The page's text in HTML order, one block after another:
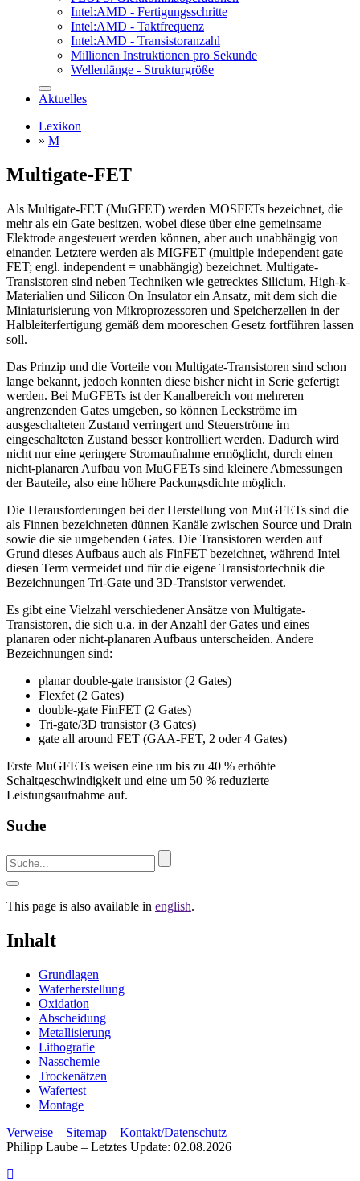
Intel:AMD - Fertigungsschritte
Intel:AMD - Taktfrequenz
Intel:AMD - Transistoranzahl
Millionen Instruktionen pro Sekunde
Wellenlänge - Strukturgröße
Aktuelles
Lexikon
» M
Multigate-FET
Als Multigate-FET (MuGFET) werden MOSFETs bezeichnet, die
mehr als ein Gate besitzen, wobei diese über eine gemeinsame
Elektrode angesteuert werden können, aber auch unabhängig von
einander. Letztere werden als MIGFET (multiple independent gate
FET; engl. independent = unabhängig) bezeichnet. Multigate-
Transistoren sind neben Techniken wie getrecktes Silicium, High-k-
Materialien und Silicon On Insulator ein Ansatz, mit dem sich die
Miniaturisierung von Mikroprozessoren und Speicherzellen in der
Halbleiterfertigung gemäß dem mooreschen Gesetz fortführen lassen
soll.
Das Prinzip und die Vorteile von Multigate-Transistoren sind schon
lange bekannt, jedoch konnten diese bisher nicht in Serie gefertigt
werden. Bei MuGFETs ist der Kanalbereich von mehreren
angrenzenden Gates umgeben, so können Leckströme im
ausgeschalteten Zustand verringert und Steuerströme im
eingeschalteten Zustand besser kontrolliert werden. Dadurch wird
nicht nur eine geringere Stromaufnahme ermöglicht, durch einen
nicht-planaren Aufbau von MuGFETs sind kleinere Abmessungen
der Bauteile, also eine höhere Packungsdichte möglich.
Die Herausforderungen bei der Herstellung von MuGFETs sind die
als Finnen bezeichneten dünnen Kanäle zwischen Source und Drain
sowie die sie umgebenden Gates. Die Transistoren werden auf
Grund dieses Aufbaus auch als FinFET bezeichnet, während Intel
diesen Term vermeidet und für die eigene Transistortechnik die
Bezeichnungen Tri-Gate und 3D-Transistor verwendet.
Es gibt eine Vielzahl verschiedener Ansätze von Multigate-
Transistoren, die sich u.a. in der Anzahl der Gates und eines
planaren oder nicht-planaren Aufbaus unterscheiden. Andere
Bezeichnungen sind:
planar double-gate transistor (2 Gates)
Flexfet (2 Gates)
double-gate FinFET (2 Gates)
Tri-gate/3D transistor (3 Gates)
gate all around FET (GAA-FET, 2 oder 4 Gates)
Erste MuGFETs weisen eine um bis zu 40 % erhöhte
Schaltgeschwindigkeit und eine um 50 % reduzierte
Leistungsaufnahme auf.
Suche
This page is also available in english.
Inhalt
Grundlagen
Waferherstellung
Oxidation
Abscheidung
Metallisierung
Lithografie
Nasschemie
Trockenätzen
Wafertest
Montage
Verweise – Sitemap – Kontakt/Datenschutz
Philipp Laube – Letztes Update: 02.08.2026